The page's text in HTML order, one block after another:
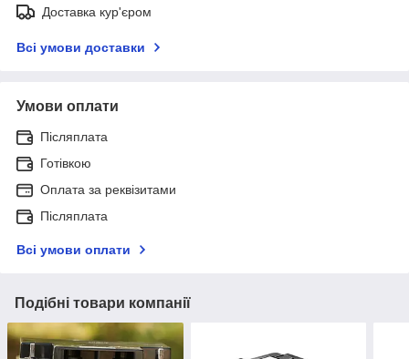
Доставка кур'єром
Всі умови доставки
Умови оплати
Післяплата
Готівкою
Оплата за реквізитами
Післяплата
Всі умови оплати
Подібні товари компанії